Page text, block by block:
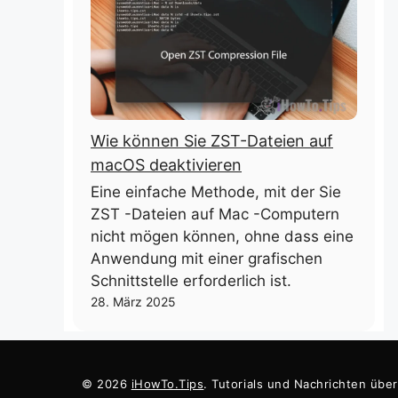
Wie können Sie ZST-Dateien auf
macOS deaktivieren
Eine einfache Methode, mit der Sie
ZST -Dateien auf Mac -Computern
nicht mögen können, ohne dass eine
Anwendung mit einer grafischen
Schnittstelle erforderlich ist.
28. März 2025
© 2026 iHowTo.Tips. Tutorials und Nachrichten